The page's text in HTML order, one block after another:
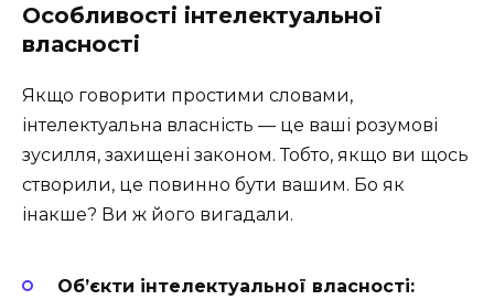
Особливості інтелектуальної
власності
Якщо говорити простими словами,
інтелектуальна власність — це ваші розумові
зусилля, захищені законом. Тобто, якщо ви щось
створили, це повинно бути вашим. Бо як
інакше? Ви ж його вигадали.
Об’єкти інтелектуальної власності: